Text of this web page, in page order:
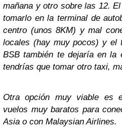
mañana y otro sobre las 12.
tomarlo en la terminal de
centro (unos 8KM) y mal
locales (hay muy pocos) y el
BSB también te dejaría en la
tendrías que tomar otro taxi,
Otra opción muy viable es
vuelos muy baratos para
Asia o con Malaysian Airlines.